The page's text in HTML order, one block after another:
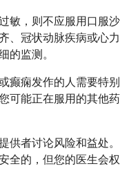
敏，则不应服用口服沙
、冠状动脉疾病或心力
的监测。
癫痫发作的人需要特别
可能正在服用的其他药
供者讨论风险和益处。
全的，但您的医生会权